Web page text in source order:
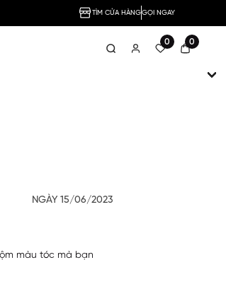
TÌM CỬA HÀNGGỌI NGAY
0 0
NGÀY 15/06/2023
màu tóc mà bạn